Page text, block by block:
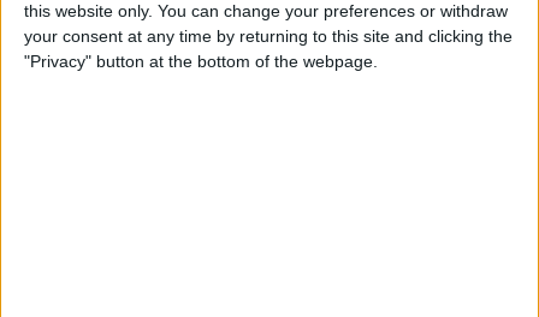
this website only. You can change your preferences or withdraw
your consent at any time by returning to this site and clicking the
"Privacy" button at the bottom of the webpage.
Liniers
LPF Play